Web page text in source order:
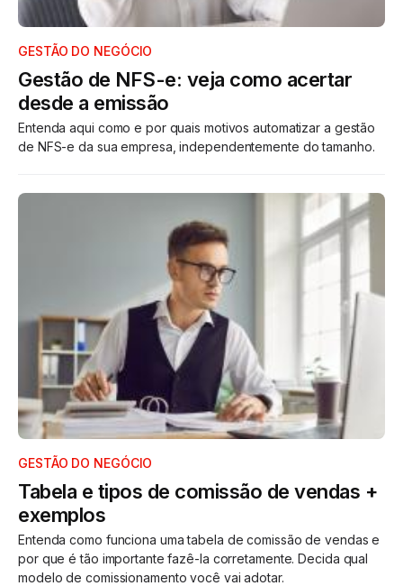
GESTÃO DO NEGÓCIO
Gestão de NFS-e: veja como acertar
desde a emissão
Entenda aqui como e por quais motivos automatizar a gestão
de NFS-e da sua empresa, independentemente do tamanho.
GESTÃO DO NEGÓCIO
Tabela e tipos de comissão de vendas +
exemplos
Entenda como funciona uma tabela de comissão de vendas e
por que é tão importante fazê-la corretamente. Decida qual
modelo de comissionamento você vai adotar.